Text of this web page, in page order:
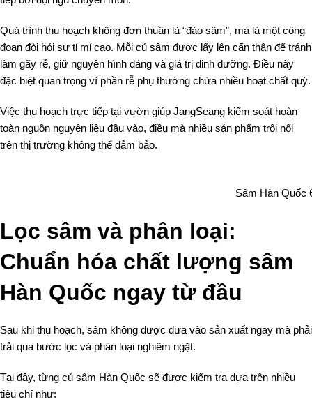
Quá trình thu hoạch không đơn thuần là “đào sâm”, mà là một công
đoạn đòi hỏi sự tỉ mỉ cao. Mỗi củ sâm được lấy lên cẩn thận để tránh
làm gãy rễ, giữ nguyên hình dáng và giá trị dinh dưỡng. Điều này
đặc biệt quan trọng vì phần rễ phụ thường chứa nhiều hoạt chất quý.
Việc thu hoạch trực tiếp tại vườn giúp JangSeang kiểm soát hoàn
toàn nguồn nguyên liệu đầu vào, điều mà nhiều sản phẩm trôi nổi
trên thị trường không thể đảm bảo.
Sâm Hàn Quốc
Lọc sâm và phân loại:
Chuẩn hóa chất lượng sâm
Hàn Quốc ngay từ đầu
Sau khi thu hoạch, sâm không được đưa vào sản xuất ngay mà phải
trải qua bước lọc và phân loại nghiêm ngặt.
Tại đây, từng củ sâm Hàn Quốc sẽ được kiểm tra dựa trên nhiều
tiêu chí như: